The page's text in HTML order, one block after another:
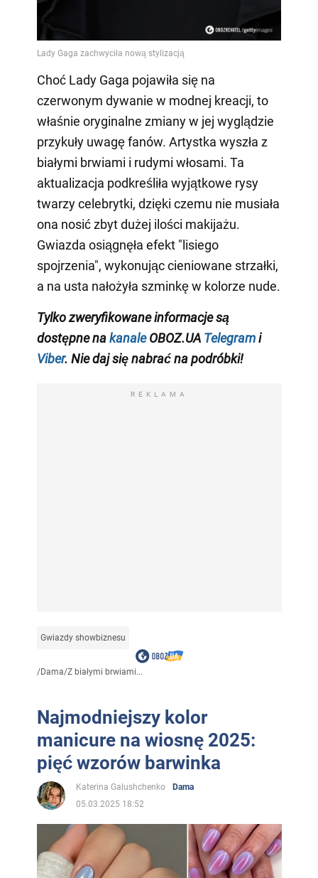
Choć Lady Gaga pojawiła się na
czerwonym dywanie w modnej kreacji, to
właśnie oryginalne zmiany w jej wyglądzie
przykuły uwagę fanów. Artystka wyszła z
białymi brwiami i rudymi włosami. Ta
aktualizacja podkreśliła wyjątkowe rysy
twarzy celebrytki, dzięki czemu nie musiała
ona nosić zbyt dużej ilości makijażu.
Gwiazda osiągnęła efekt "lisiego
spojrzenia", wykonując cieniowane strzałki,
a na usta nałożyła szminkę w kolorze nude.
Tylko zweryfikowane informacje są
dostępne nakanaleOBOZ.UA Telegrami
Viber. Nie daj się nabrać na podróbki!
REKLAMA
Gwiazdy showbiznesu
/Dama/Z białymi brwiami...
Najmodniejszy kolor
manicure na wiosnę 2025:
pięć wzorów barwinka
Katerina Galushchenko
Dama
05.03.2025 18:52